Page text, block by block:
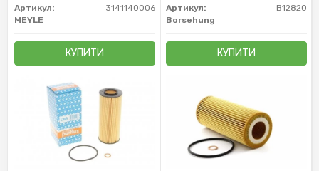
Артикул:
3141140006
MEYLE
КУПИТИ
Артикул:
B12820
Borsehung
КУПИТИ